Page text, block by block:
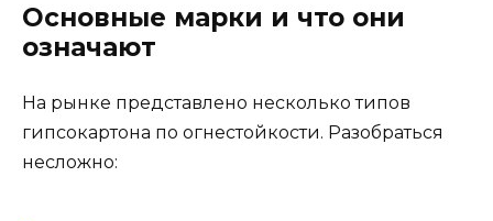
Основные марки и что они
означают
На рынке представлено несколько типов
гипсокартона по огнестойкости. Разобраться
несложно: